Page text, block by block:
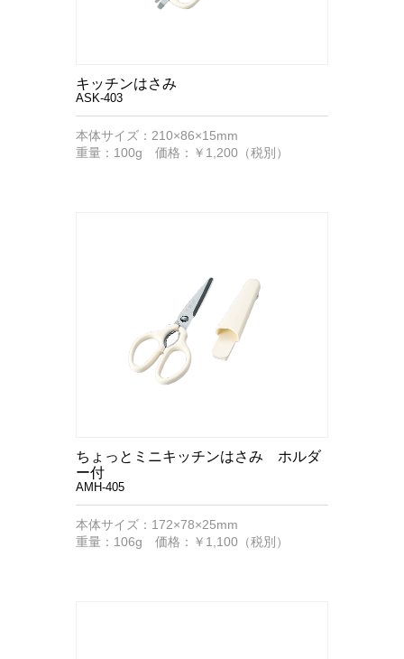
キッチンはさみ
ASK-403
本体サイズ：210×86×15mm
重量：100g 価格：￥1,200（税別）
ちょっとミニキッチンはさみ ホルダ
ー付
AMH-405
本体サイズ：172×78×25mm
重量：106g 価格：￥1,100（税別）